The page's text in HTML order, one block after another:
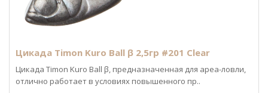
Цикада Timon Kuro Ball β 2,5гр #201 Clear
Цикада Timon Kuro Ball β, предназначенная для ареа-ловли,
отлично работает в условиях повышенного пр..